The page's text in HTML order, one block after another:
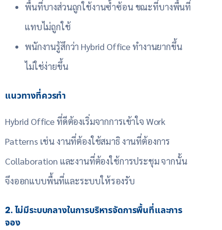
พื้นที่บางส่วนถูกใช้งานซ้ำซ้อน ขณะที่บางพื้นที่
แทบไม่ถูกใช้
พนักงานรู้สึกว่า Hybrid Office ทำงานยากขึ้น
ไม่ใช่ง่ายขึ้น
แนวทางที่ควรทำ
Hybrid Office ที่ดีต้องเริ่มจากการเข้าใจ Work
Patterns เช่น งานที่ต้องใช้สมาธิ งานที่ต้องการ
Collaboration และงานที่ต้องใช้การประชุม จากนั้น
จึงออกแบบพื้นที่และระบบให้รองรับ
2. ไม่มีระบบกลางในการบริหารจัดการพื้นที่และการ
จอง